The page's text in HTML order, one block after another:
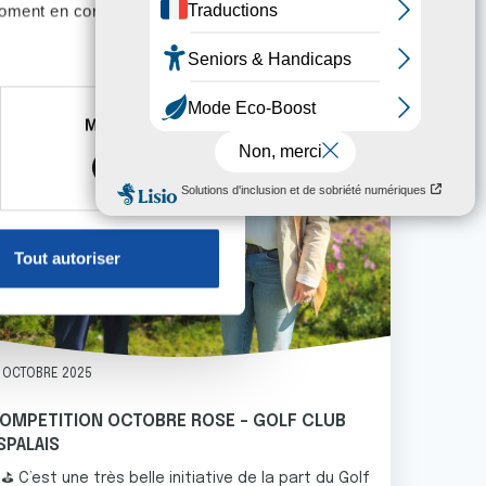
en consultant la
à plusieurs mètres près
reportez-vous à lasection «
sur les cookies.
informations que
Marketing
Tout autoriser
OCTOBRE 2025
OCTOBRE ROSE - GOLF CLUB
C’est une très belle initiative de la part du Golf